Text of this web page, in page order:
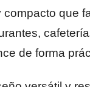
que
de forma